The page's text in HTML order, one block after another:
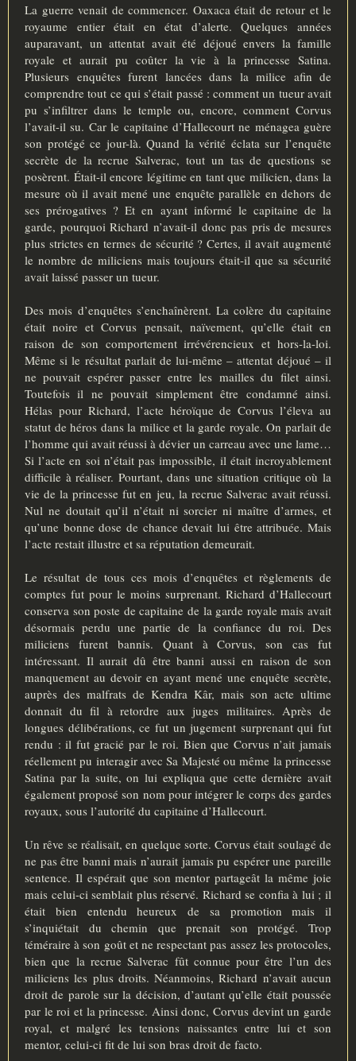
La guerre venait de commencer. Oaxaca était de retour et le
royaume entier était en état d’alerte. Quelques années
auparavant, un attentat avait été déjoué envers la famille
royale et aurait pu coûter la vie à la princesse Satina.
Plusieurs enquêtes furent lancées dans la milice afin de
comprendre tout ce qui s’était passé : comment un tueur avait
pu s’infiltrer dans le temple ou, encore, comment Corvus
l’avait-il su. Car le capitaine d’Hallecourt ne ménagea guère
son protégé ce jour-là. Quand la vérité éclata sur l’enquête
secrète de la recrue Salverac, tout un tas de questions se
posèrent. Était-il encore légitime en tant que milicien, dans la
mesure où il avait mené une enquête parallèle en dehors de
ses prérogatives ? Et en ayant informé le capitaine de la
garde, pourquoi Richard n’avait-il donc pas pris de mesures
plus strictes en termes de sécurité ? Certes, il avait augmenté
le nombre de miliciens mais toujours était-il que sa sécurité
avait laissé passer un tueur.
Des mois d’enquêtes s’enchaînèrent. La colère du capitaine
était noire et Corvus pensait, naïvement, qu’elle était en
raison de son comportement irrévérencieux et hors-la-loi.
Même si le résultat parlait de lui-même – attentat déjoué – il
ne pouvait espérer passer entre les mailles du filet ainsi.
Toutefois il ne pouvait simplement être condamné ainsi.
Hélas pour Richard, l’acte héroïque de Corvus l’éleva au
statut de héros dans la milice et la garde royale. On parlait de
l’homme qui avait réussi à dévier un carreau avec une lame…
Si l’acte en soi n’était pas impossible, il était incroyablement
difficile à réaliser. Pourtant, dans une situation critique où la
vie de la princesse fut en jeu, la recrue Salverac avait réussi.
Nul ne doutait qu’il n’était ni sorcier ni maître d’armes, et
qu’une bonne dose de chance devait lui être attribuée. Mais
l’acte restait illustre et sa réputation demeurait.
Le résultat de tous ces mois d’enquêtes et règlements de
comptes fut pour le moins surprenant. Richard d’Hallecourt
conserva son poste de capitaine de la garde royale mais avait
désormais perdu une partie de la confiance du roi. Des
miliciens furent bannis. Quant à Corvus, son cas fut
intéressant. Il aurait dû être banni aussi en raison de son
manquement au devoir en ayant mené une enquête secrète,
auprès des malfrats de Kendra Kâr, mais son acte ultime
donnait du fil à retordre aux juges militaires. Après de
longues délibérations, ce fut un jugement surprenant qui fut
rendu : il fut gracié par le roi. Bien que Corvus n’ait jamais
réellement pu interagir avec Sa Majesté ou même la princesse
Satina par la suite, on lui expliqua que cette dernière avait
également proposé son nom pour intégrer le corps des gardes
royaux, sous l’autorité du capitaine d’Hallecourt.
Un rêve se réalisait, en quelque sorte. Corvus était soulagé de
ne pas être banni mais n’aurait jamais pu espérer une pareille
sentence. Il espérait que son mentor partageât la même joie
mais celui-ci semblait plus réservé. Richard se confia à lui ; il
était bien entendu heureux de sa promotion mais il
s’inquiétait du chemin que prenait son protégé. Trop
téméraire à son goût et ne respectant pas assez les protocoles,
bien que la recrue Salverac fût connue pour être l’un des
miliciens les plus droits. Néanmoins, Richard n’avait aucun
droit de parole sur la décision, d’autant qu’elle était poussée
par le roi et la princesse. Ainsi donc, Corvus devint un garde
royal, et malgré les tensions naissantes entre lui et son
mentor, celui-ci fit de lui son bras droit de facto.